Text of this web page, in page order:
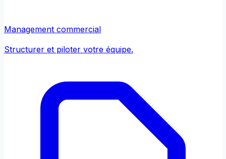
Management commercial
Structurer et piloter votre équipe.